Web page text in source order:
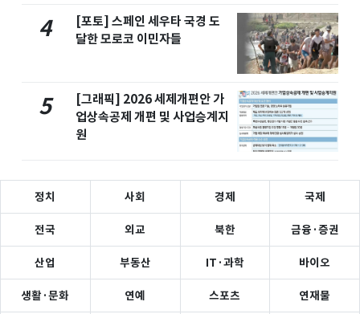
4
[포토] 스페인 세우타 국경 도
달한 모로코 이민자들
5
[그래픽] 2026 세제개편안 가
업상속공제 개편 및 사업승계지
원
정치 사회 경제 국제
전국 외교 북한 금융·증권
산업 부동산 IT·과학 바이오
생활·문화 연예 스포츠 연재물